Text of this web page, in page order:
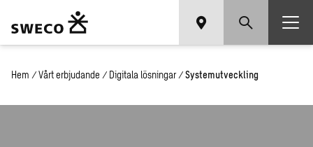
Hem / Vårt erbjudande / Digitala lösningar / Systemutveckling